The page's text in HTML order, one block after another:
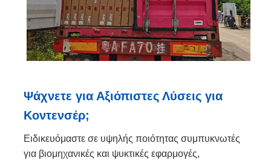
Ψάχνετε για Αξιόπιστες Λύσεις για
Κοντενσέρ;
Ειδικευόμαστε σε υψηλής ποιότητας συμπυκνωτές
για βιομηχανικές και ψυκτικές εφαρμογές,